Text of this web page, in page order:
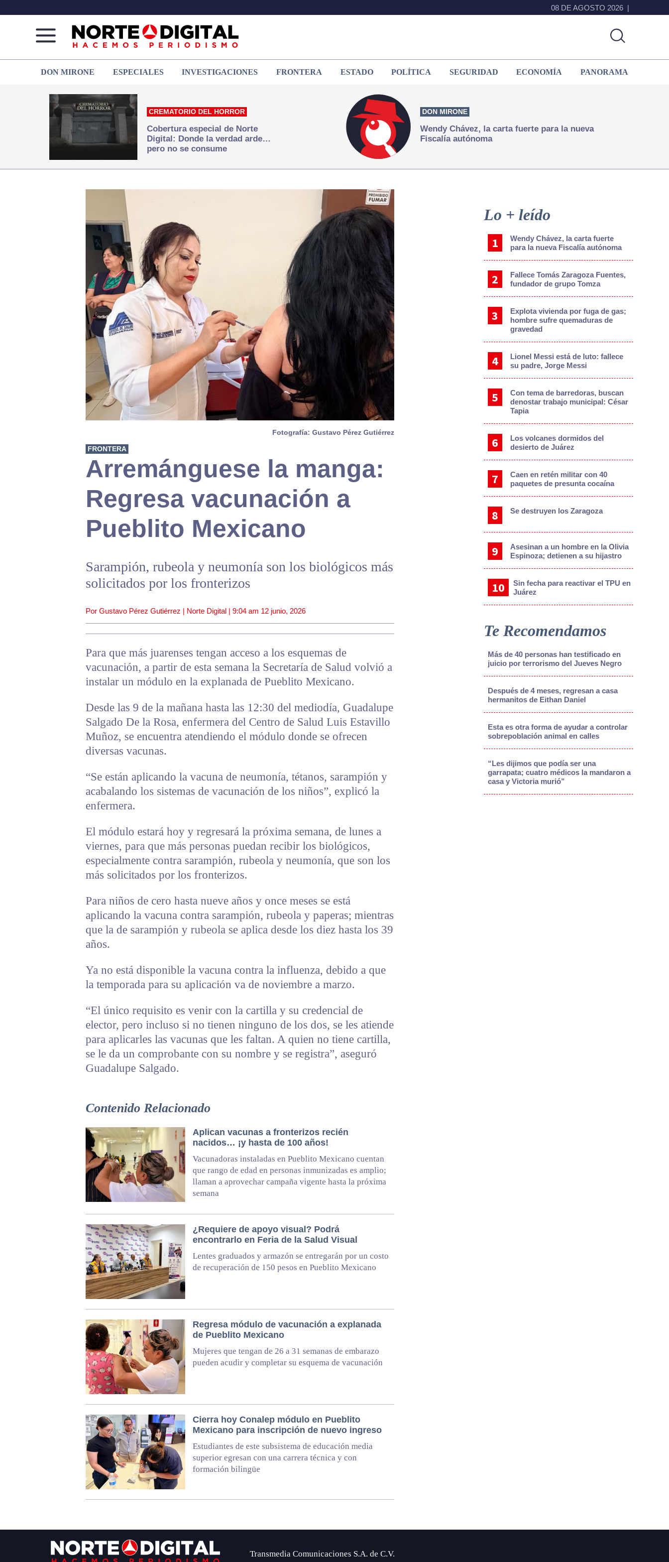
08 DE AGOSTO 2026
de
Juárez
que
hacemos periodismo
DON MIRONE ESPECIALES INVESTIGACIONES FRONTERA ESTADO POLÍTICA SEGURIDAD ECONOMÍA PANORAMA
CREMATORIO DEL HORROR
Cobertura especial de Norte
Digital: Donde la verdad arde…
pero no se consume
DON MIRONE
Wendy Chávez, la carta fuerte para la nueva
Fiscalía autónoma
Fotografía: Gustavo Pérez Gutiérrez
FRONTERA
Arremánguese la manga:
Regresa vacunación a
Pueblito Mexicano
Sarampión, rubeola y neumonía son los biológicos más
solicitados por los fronterizos
Por Gustavo Pérez Gutiérrez | Norte Digital | 9:04 am 12 junio, 2026
Para que más juarenses tengan acceso a los esquemas de
vacunación, a partir de esta semana la Secretaría de Salud volvió a
instalar un módulo en la explanada de Pueblito Mexicano.
Desde las 9 de la mañana hasta las 12:30 del mediodía, Guadalupe
Salgado De la Rosa, enfermera del Centro de Salud Luis Estavillo
Muñoz, se encuentra atendiendo el módulo donde se ofrecen
diversas vacunas.
“Se están aplicando la vacuna de neumonía, tétanos, sarampión y
acabalando los sistemas de vacunación de los niños”, explicó la
enfermera.
El módulo estará hoy y regresará la próxima semana, de lunes a
viernes, para que más personas puedan recibir los biológicos,
especialmente contra sarampión, rubeola y neumonía, que son los
más solicitados por los fronterizos.
Para niños de cero hasta nueve años y once meses se está
aplicando la vacuna contra sarampión, rubeola y paperas; mientras
que la de sarampión y rubeola se aplica desde los diez hasta los 39
años.
Ya no está disponible la vacuna contra la influenza, debido a que
la temporada para su aplicación va de noviembre a marzo.
“El único requisito es venir con la cartilla y su credencial de
elector, pero incluso si no tienen ninguno de los dos, se les atiende
para aplicarles las vacunas que les faltan. A quien no tiene cartilla,
se le da un comprobante con su nombre y se registra”, aseguró
Guadalupe Salgado.
Contenido Relacionado
Aplican vacunas a fronterizos recién
nacidos… ¡y hasta de 100 años!
Vacunadoras instaladas en Pueblito Mexicano cuentan
que rango de edad en personas inmunizadas es amplio;
llaman a aprovechar campaña vigente hasta la próxima
semana
¿Requiere de apoyo visual? Podrá
encontrarlo en Feria de la Salud Visual
Lentes graduados y armazón se entregarán por un costo
de recuperación de 150 pesos en Pueblito Mexicano
Regresa módulo de vacunación a explanada
de Pueblito Mexicano
Mujeres que tengan de 26 a 31 semanas de embarazo
pueden acudir y completar su esquema de vacunación
Cierra hoy Conalep módulo en Pueblito
Mexicano para inscripción de nuevo ingreso
Estudiantes de este subsistema de educación media
superior egresan con una carrera técnica y con
formación bilingüe
Sidebar
Lo + leído
Wendy Chávez, la carta fuerte
para la nueva Fiscalía autónoma
Fallece Tomás Zaragoza Fuentes,
fundador de grupo Tomza
Explota vivienda por fuga de gas;
hombre sufre quemaduras de
gravedad
Lionel Messi está de luto: fallece
su padre, Jorge Messi
Con tema de barredoras, buscan
denostar trabajo municipal: César
Tapia
Los volcanes dormidos del
desierto de Juárez
Caen en retén militar con 40
paquetes de presunta cocaína
Se destruyen los Zaragoza
Asesinan a un hombre en la Olivia
Espinoza; detienen a su hijastro
Sin fecha para reactivar el TPU en
Juárez
Te Recomendamos
Más de 40 personas han testificado en
juicio por terrorismo del Jueves Negro
Después de 4 meses, regresan a casa
hermanitos de Eithan Daniel
Esta es otra forma de ayudar a controlar
sobrepoblación animal en calles
“Les dijimos que podía ser una
garrapata; cuatro médicos la mandaron a
casa y Victoria murió”
Transmedia Comunicaciones S.A. de C.V.